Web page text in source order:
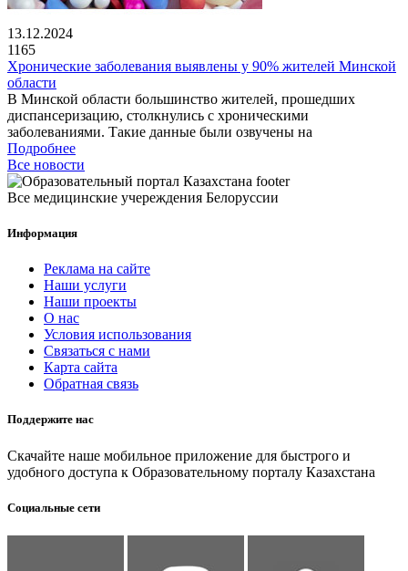
13.12.2024
1165
Хронические заболевания выявлены у 90% жителей Минской
области
В Минской области большинство жителей, прошедших
диспансеризацию, столкнулись с хроническими
заболеваниями. Такие данные были озвучены на
Подробнее
Все новости
Все медицинские учереждения Белоруссии
Информация
Реклама на сайте
Наши услуги
Наши проекты
О нас
Условия использования
Связаться с нами
Карта сайта
Обратная связь
Поддержите нас
Скачайте наше мобильное приложение для быстрого и
удобного доступа к Образовательному порталу Казахстана
Социальные сети